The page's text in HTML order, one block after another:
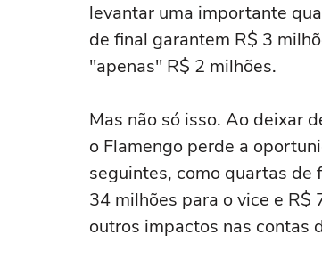
levantar uma importante
de final garantem R$ 3
"apenas" R$ 2 milhões.
Mas não só isso. Ao deixar
o Flamengo perde a
seguintes, como quartas de
34 milhões para o vice e R$
outros impactos nas contas